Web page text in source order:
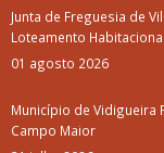
Junta de Freguesia de
Loteamento Habitacional
01 agosto 2026
Município de Vidigueira
Campo Maior